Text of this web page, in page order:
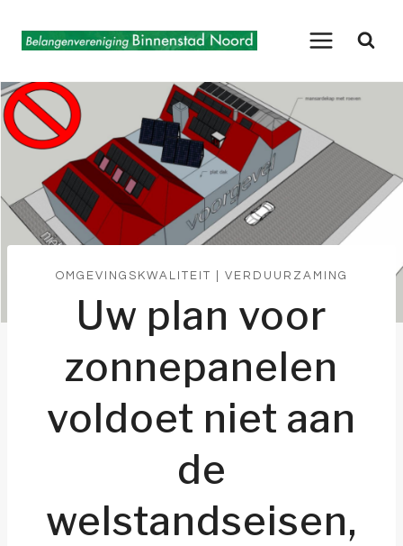
naar
OMGEVINGSKWALITEIT VERDUURZAMING
Uw plan voor
zonnepanelen
voldoet niet aan
de
welstandseisen,